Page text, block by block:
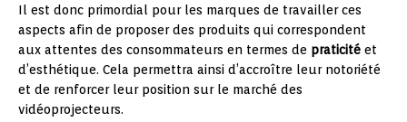
Il est donc primordial pour les marques de travailler ces
aspects afin de proposer des produits qui correspondent
aux attentes des consommateurs en termes de praticité et
d’esthétique. Cela permettra ainsi d’accroître leur notoriété
et de renforcer leur position sur le marché des
vidéoprojecteurs.